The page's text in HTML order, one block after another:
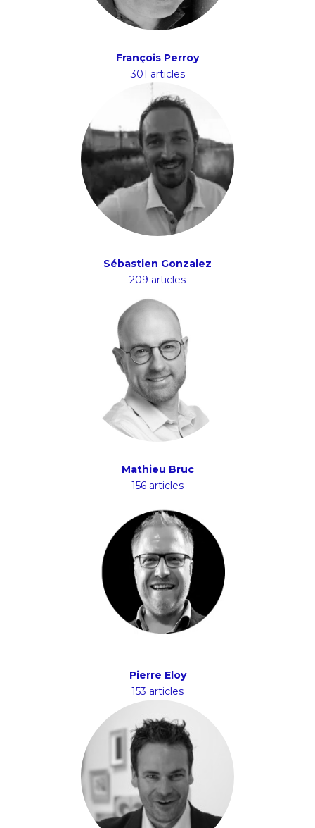
François Perroy
301 articles
Sébastien Gonzalez
209 articles
Mathieu Bruc
156 articles
Pierre Eloy
153 articles